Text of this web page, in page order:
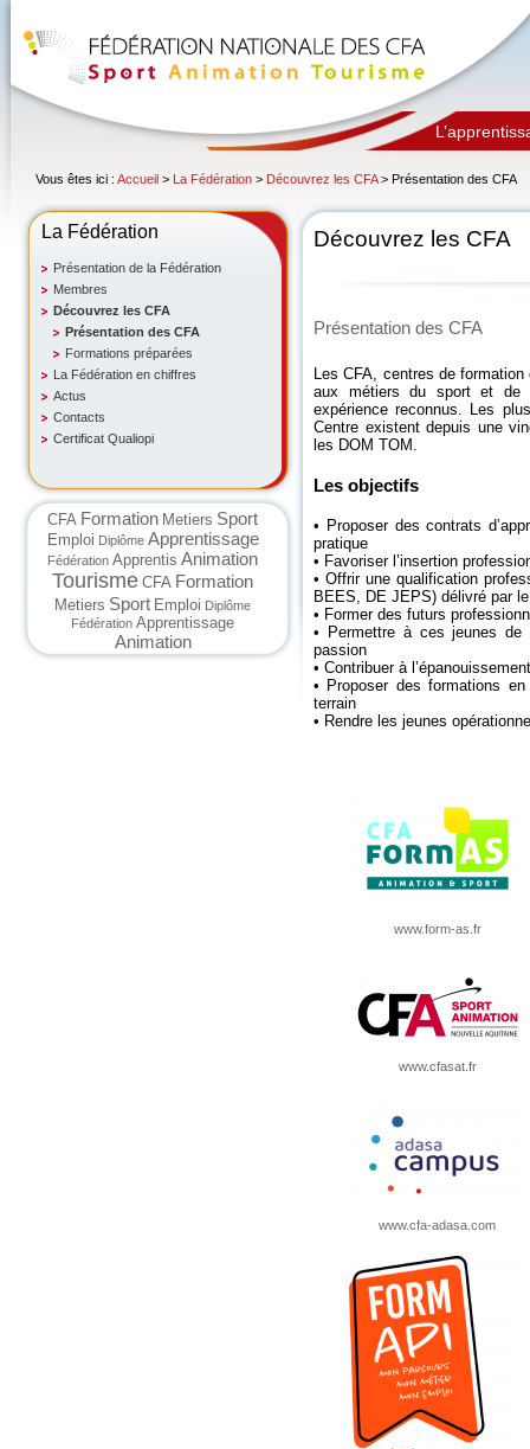
Vous êtes ici : Accueil > La Fédération > Découvrez les CFA> Présentation des CFA
La Fédération
Présentation de la Fédération
Membres
Découvrez les CFA
Présentation des CFA
Formations préparées
La Fédération en chiffres
Actus
Contacts
Certificat Qualiopi
CFA Formation Metiers Sport
Emploi Diplôme Apprentissage
Fédération Apprentis Animation
Tourisme CFA Formation
Metiers Sport Emploi Diplôme
Fédération Apprentissage
Animation
Découvrez les CFA
Présentation des CFA
Les CFA, centres de
aux métiers du sport et de
expérience reconnus. Les
Centre existent depuis une
les DOM TOM.
Les objectifs
• Proposer des contrats
pratique
• Favoriser l’insertion
• Offrir une qualification
BEES, DE JEPS) délivré par
• Former des futurs
• Permettre à ces jeunes
passion
• Contribuer à
• Proposer des formations
terrain
• Rendre les jeunes
www.form-as.fr
www.cfasat.fr
www.cfa-adasa.com